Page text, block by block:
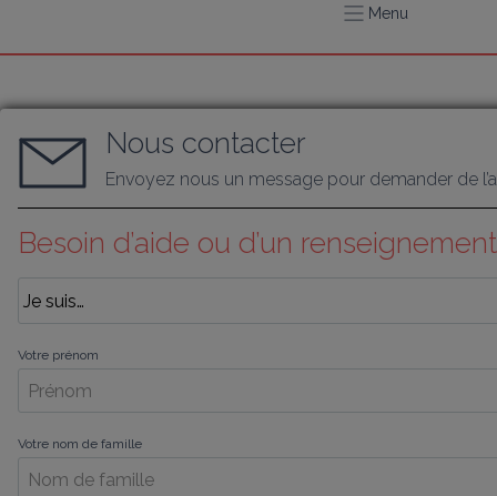
Menu
Nous contacter
Envoyez nous un message pour demander de
Besoin d’aide ou d’un
Votre prénom
Votre nom de famille